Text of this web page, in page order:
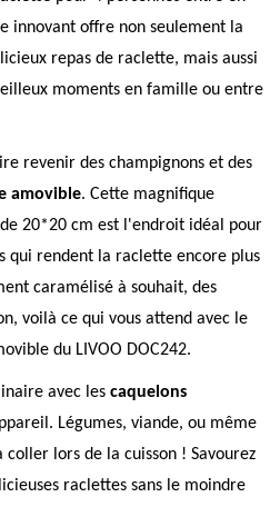
innovant offre non seulement la
repas de raclette, mais aussi
moments en famille ou entre
revenir des champignons et des
amovible. Cette magnifique
20*20 cm est l'endroit idéal pour
qui rendent la raclette encore plus
caramélisé à souhait, des
voilà ce qui vous attend avec le
du LIVOO DOC242.
avec les caquelons
Légumes, viande, ou même
lors de la cuisson ! Savourez
raclettes sans le moindre